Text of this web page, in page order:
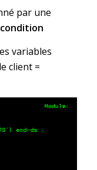
par une
condition
variables
client =